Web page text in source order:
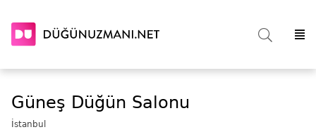
Güneş Düğün Salonu
İstanbul